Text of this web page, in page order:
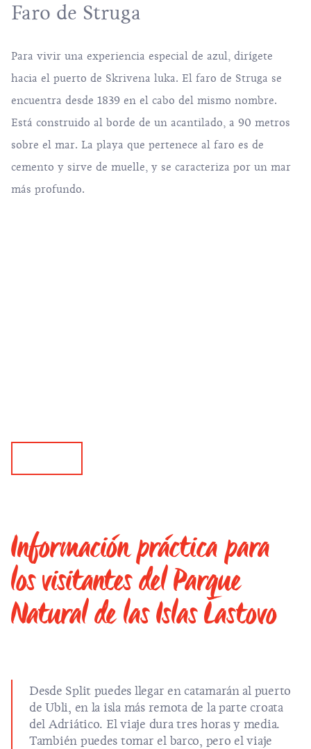
Faro de Struga
Para vivir una experiencia especial de azul, dirígete
hacia el puerto de Skrivena luka. El faro de Struga se
encuentra desde 1839 en el cabo del mismo nombre.
Está construido al borde de un acantilado, a 90 metros
sobre el mar. La playa que pertenece al faro es de
cemento y sirve de muelle, y se caracteriza por un mar
más profundo.
Información práctica para
los visitantes del Parque
Natural de las Islas Lastovo
Desde Split puedes llegar en catamarán al puerto
de Ubli, en la isla más remota de la parte croata
del Adriático. El viaje dura tres horas y media.
También puedes tomar el barco, pero el viaje